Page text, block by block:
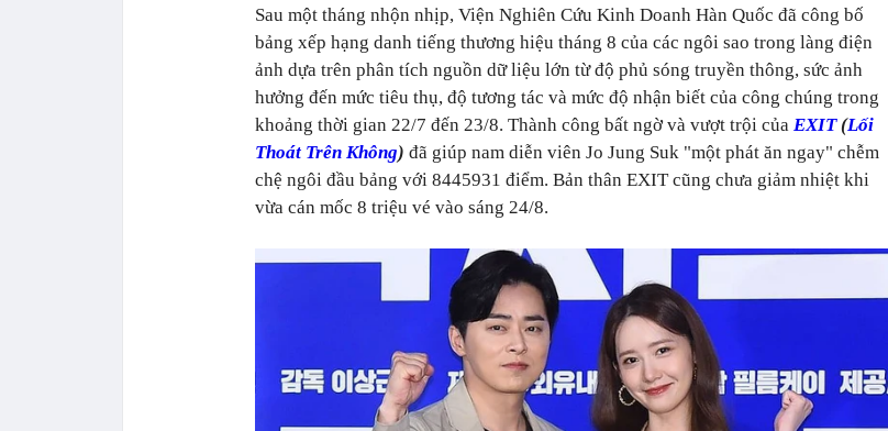
Sau một tháng nhộn nhịp, Viện Nghiên Cứu Kinh Doanh Hàn Quốc đã công bố
bảng xếp hạng danh tiếng thương hiệu tháng 8 của các ngôi sao trong làng điện
ảnh dựa trên phân tích nguồn dữ liệu lớn từ độ phủ sóng truyền thông, sức ảnh
hưởng đến mức tiêu thụ, độ tương tác và mức độ nhận biết của công chúng trong
khoảng thời gian 22/7 đến 23/8. Thành công bất ngờ và vượt trội của EXIT(Lối
Thoát Trên Không) đã giúp nam diễn viên Jo Jung Suk "một phát ăn ngay" chễm
chệ ngôi đầu bảng với 8445931 điểm. Bản thân EXIT cũng chưa giảm nhiệt khi
vừa cán mốc 8 triệu vé vào sáng 24/8.